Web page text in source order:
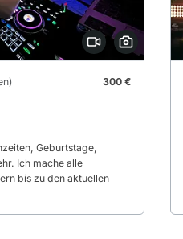
300 €
Geburtstage,
Ich mache alle
bis zu den aktuellen